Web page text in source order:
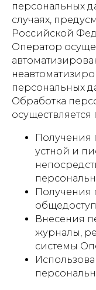
персональных
случаях,
Российской
Оператор
персональных
Обработка
осуществляется
Получения
устной и
Получения
Внесения
журналы,
системы